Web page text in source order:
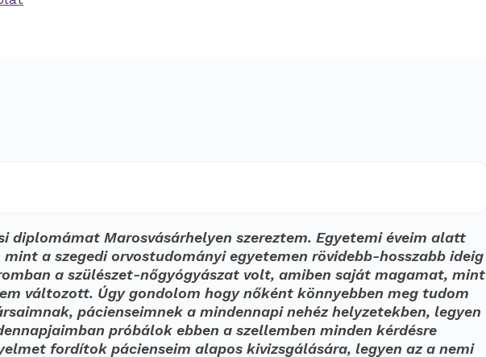
diplomámat Marosvásárhelyen szereztem. Egyetemi éveim alatt
a szegedi orvostudományi egyetemen rövidebb-hosszabb ideig
a szülészet-nőgyógyászat volt, amiben saját magamat, mint
változott. Úgy gondolom hogy nőként könnyebben meg tudom
pácienseimnek a mindennapi nehéz helyzetekben, legyen
próbálok ebben a szellemben minden kérdésre
fordítok pácienseim alapos kivizsgálására, legyen az a nemi